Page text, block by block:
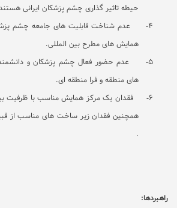
حیطه تاثیر گذاری چشم پزشکان ایرانی
4-
عدم شناخت قابلیت های جامعه چشم
همایش های مطرح بین المللی.
5-
عدم حضور فعال چشم پزشکان و
های منطقه و فرا منطقه ای.
6-
همچنین فقدان زیر ساخت های مناسب از
.
راهبردها: